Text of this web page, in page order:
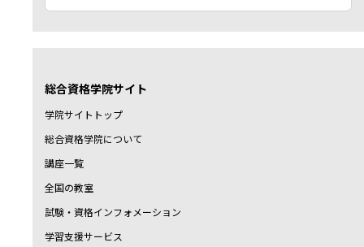
総合資格学院サイト
学院サイトトップ
総合資格学院について
講座一覧
全国の教室
試験・資格インフォメーション
学習支援サービス